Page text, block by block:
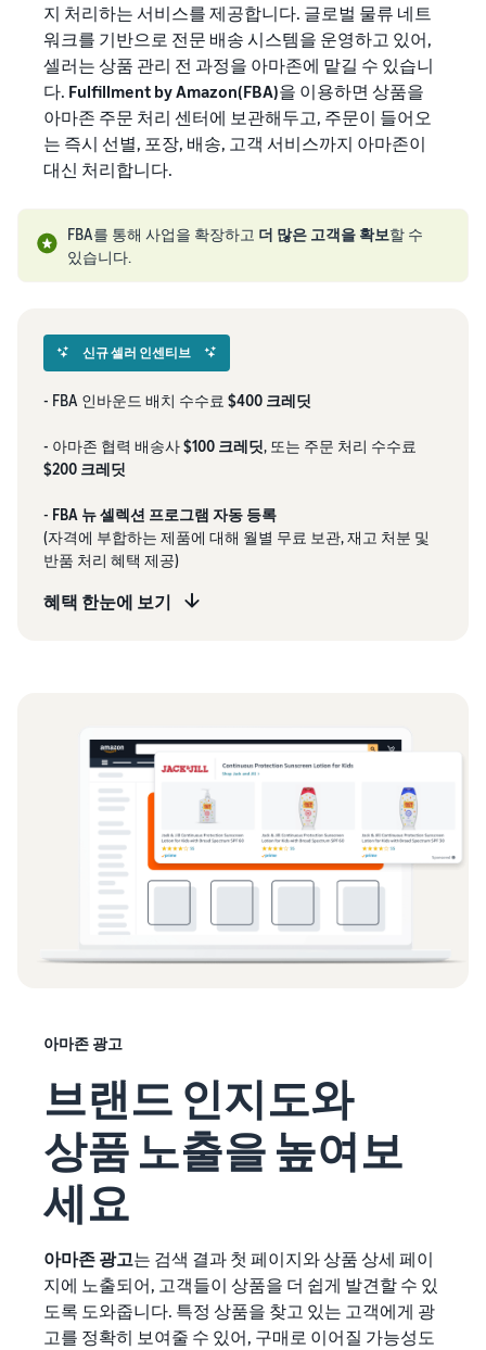
지 처리하는 서비스를 제공합니다. 글로벌 물류 네트
워크를 기반으로 전문 배송 시스템을 운영하고 있어,
셀러는 상품 관리 전 과정을 아마존에 맡길 수 있습니
다. Fulfillment by Amazon(FBA)을 이용하면 상품을
아마존 주문 처리 센터에 보관해두고, 주문이 들어오
는 즉시 선별, 포장, 배송, 고객 서비스까지 아마존이
대신 처리합니다.
FBA를 통해 사업을 확장하고 더 많은 고객을 확보할 수
있습니다.
신규 셀러 인센티브
- FBA 인바운드 배치 수수료 $400 크레딧
- 아마존 협력 배송사$100 크레딧, 또는 주문 처리 수수료
$200 크레딧
- FBA 뉴 셀렉션 프로그램 자동 등록
(자격에 부합하는 제품에 대해 월별 무료 보관, 재고 처분 및
반품 처리 혜택 제공)
혜택 한눈에 보기
아마존 광고
브랜드 인지도와
상품 노출을 높여보
세요
아마존 광고는 검색 결과 첫 페이지와 상품 상세 페이
지에 노출되어, 고객들이 상품을 더 쉽게 발견할 수 있
도록 도와줍니다. 특정 상품을 찾고 있는 고객에게 광
고를 정확히 보여줄 수 있어, 구매로 이어질 가능성도